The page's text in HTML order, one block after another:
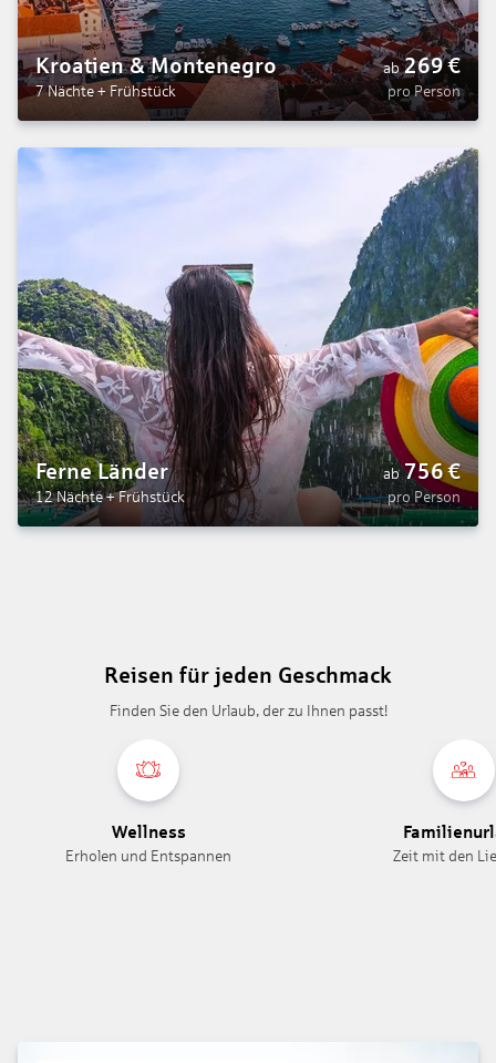
Kroatien & Montenegro
7 Nächte+ Frühstück
ab 269€
pro Person
Ferne Länder
12 Nächte+Frühstück
ab 756€
pro Person
Reisen für jeden Geschmack
Finden Sie den Urlaub, der zu Ihnen passt!
Wellness
Erholen und Entspannen Zeit mit den